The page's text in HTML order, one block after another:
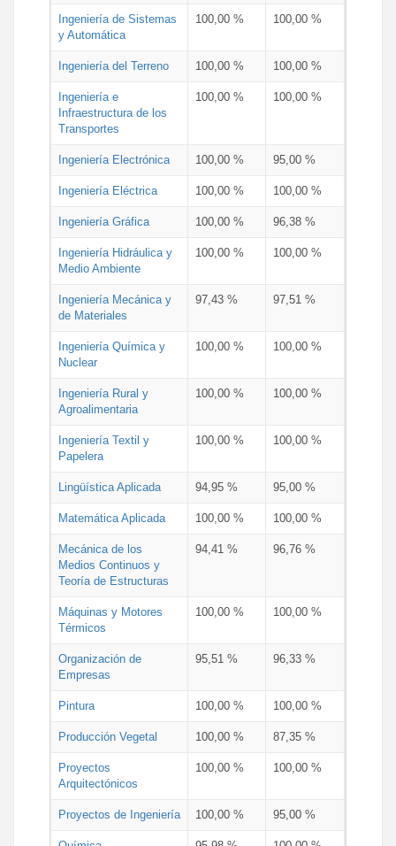
Ingeniería de Sistemas
y Automática
100,00 % 100,00 %
Ingeniería del Terreno 100,00 % 100,00 %
Ingeniería e
Infraestructura de los
Transportes
100,00 % 100,00 %
Ingeniería Electrónica 100,00 % 95,00 %
Ingeniería Eléctrica 100,00 % 100,00 %
Ingeniería Gráfica 100,00 % 96,38 %
Ingeniería Hidráulica y
Medio Ambiente
100,00 % 100,00 %
Ingeniería Mecánica y
de Materiales
97,43 % 97,51 %
Ingeniería Química y
Nuclear
100,00 % 100,00 %
Ingeniería Rural y
Agroalimentaria
100,00 % 100,00 %
Ingeniería Textil y
Papelera
100,00 % 100,00 %
Lingüística Aplicada 94,95 % 95,00 %
Matemática Aplicada 100,00 % 100,00 %
Mecánica de los
Medios Continuos y
Teoría de Estructuras
94,41 % 96,76 %
Máquinas y Motores
Térmicos
100,00 % 100,00 %
Organización de
Empresas
95,51 % 96,33 %
Pintura 100,00 % 100,00 %
Producción Vegetal 100,00 % 87,35 %
Proyectos
Arquitectónicos
100,00 % 100,00 %
Proyectos de Ingeniería 100,00 % 95,00 %